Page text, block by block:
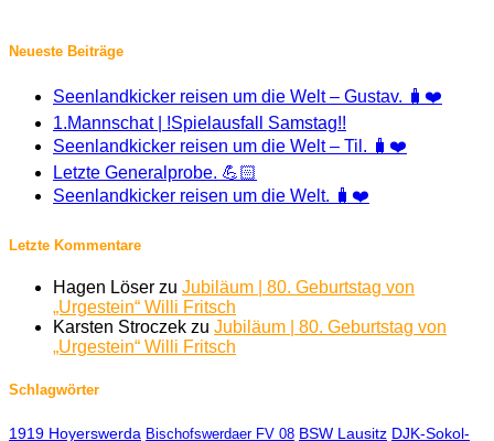
Neueste Beiträge
Seenlandkicker reisen um die Welt – Gustav. 🧳❤️
1.Mannschat | !Spielausfall Samstag!!
Seenlandkicker reisen um die Welt – Til. 🧳❤️
Letzte Generalprobe. 💪🏻
Seenlandkicker reisen um die Welt. 🧳❤️
Letzte Kommentare
Hagen Löser zu Jubiläum | 80. Geburtstag von
„Urgestein“ Willi Fritsch
Karsten Stroczek zu Jubiläum | 80. Geburtstag von
„Urgestein“ Willi Fritsch
Schlagwörter
1919 Hoyerswerda Bischofswerdaer FV 08 BSW Lausitz DJK-Sokol-